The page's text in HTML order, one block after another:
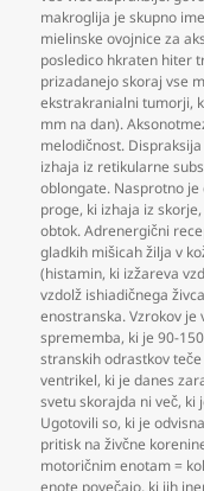
makroglija je skupno
mielinske ovojnice za
posledico hkraten hiter
prizadanejo skoraj vse
ekstrakranialni tumorji,
mm na dan).
melodičnost.
izhaja iz retikularne
oblongate. Nasprotno
proge, ki izhaja iz skorje,
obtok. Adrenergični
gladkih mišicah žilja v
(histamin, ki izžareva
vzdolž ishiadičnega
enostranska. Vzrokov je
sprememba, ki je 90-
stranskih odrastkov
ventrikel, ki je danes
svetu skorajda ni več, ki
Ugotovili so, ki je
pritisk na živčne
motoričnim enotam =
enote povečajo, ki jih